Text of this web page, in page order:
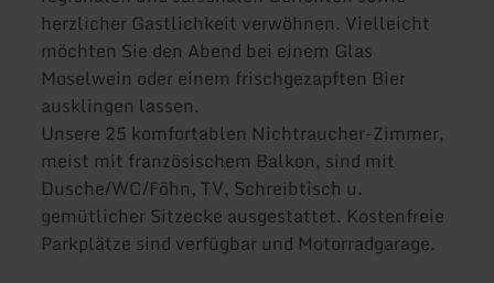
herzlicher Gastlichkeit verwöhnen. Vielleicht
möchten Sie den Abend bei einem Glas
Moselwein oder einem frischgezapften Bier
ausklingen lassen.
Unsere 25 komfortablen Nichtraucher-Zimmer,
meist mit französischem Balkon, sind mit
Dusche/WC/Föhn, TV, Schreibtisch u.
gemütlicher Sitzecke ausgestattet. Kostenfreie
Parkplätze sind verfügbar und Motorradgarage.